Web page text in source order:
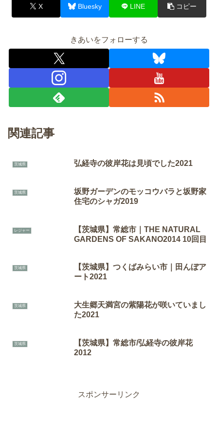
X Bluesky LINE コピー
きあいをフォローする
関連記事
茨城県 弘経寺の彼岸花は見頃でした2021
茨城県
坂野ガーデンのモッコウバラと坂野家
住宅のシャガ2019
レジャー
【茨城県】常総市｜THE NATURAL
GARDENS OF SAKANO2014 10回目
茨城県
【茨城県】つくばみらい市｜田んぼア
ート2021
茨城県
大生郷天満宮の紫陽花が咲いていまし
た2021
茨城県
【茨城県】常総市/弘経寺の彼岸花
2012
スポンサーリンク